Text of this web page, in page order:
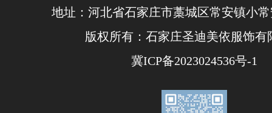
地址：河北省石家庄市藁城区常安镇小
版权所有：石家庄圣迪美依服饰有
冀ICP备2023024536号-1